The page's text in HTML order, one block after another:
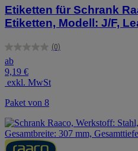
Etiketten für Schrank
Etiketten, Modell: J/F,
(0)
0.0
von
5
Sternen.
ab
9,19 €
exkl. MwSt
Paket von 8